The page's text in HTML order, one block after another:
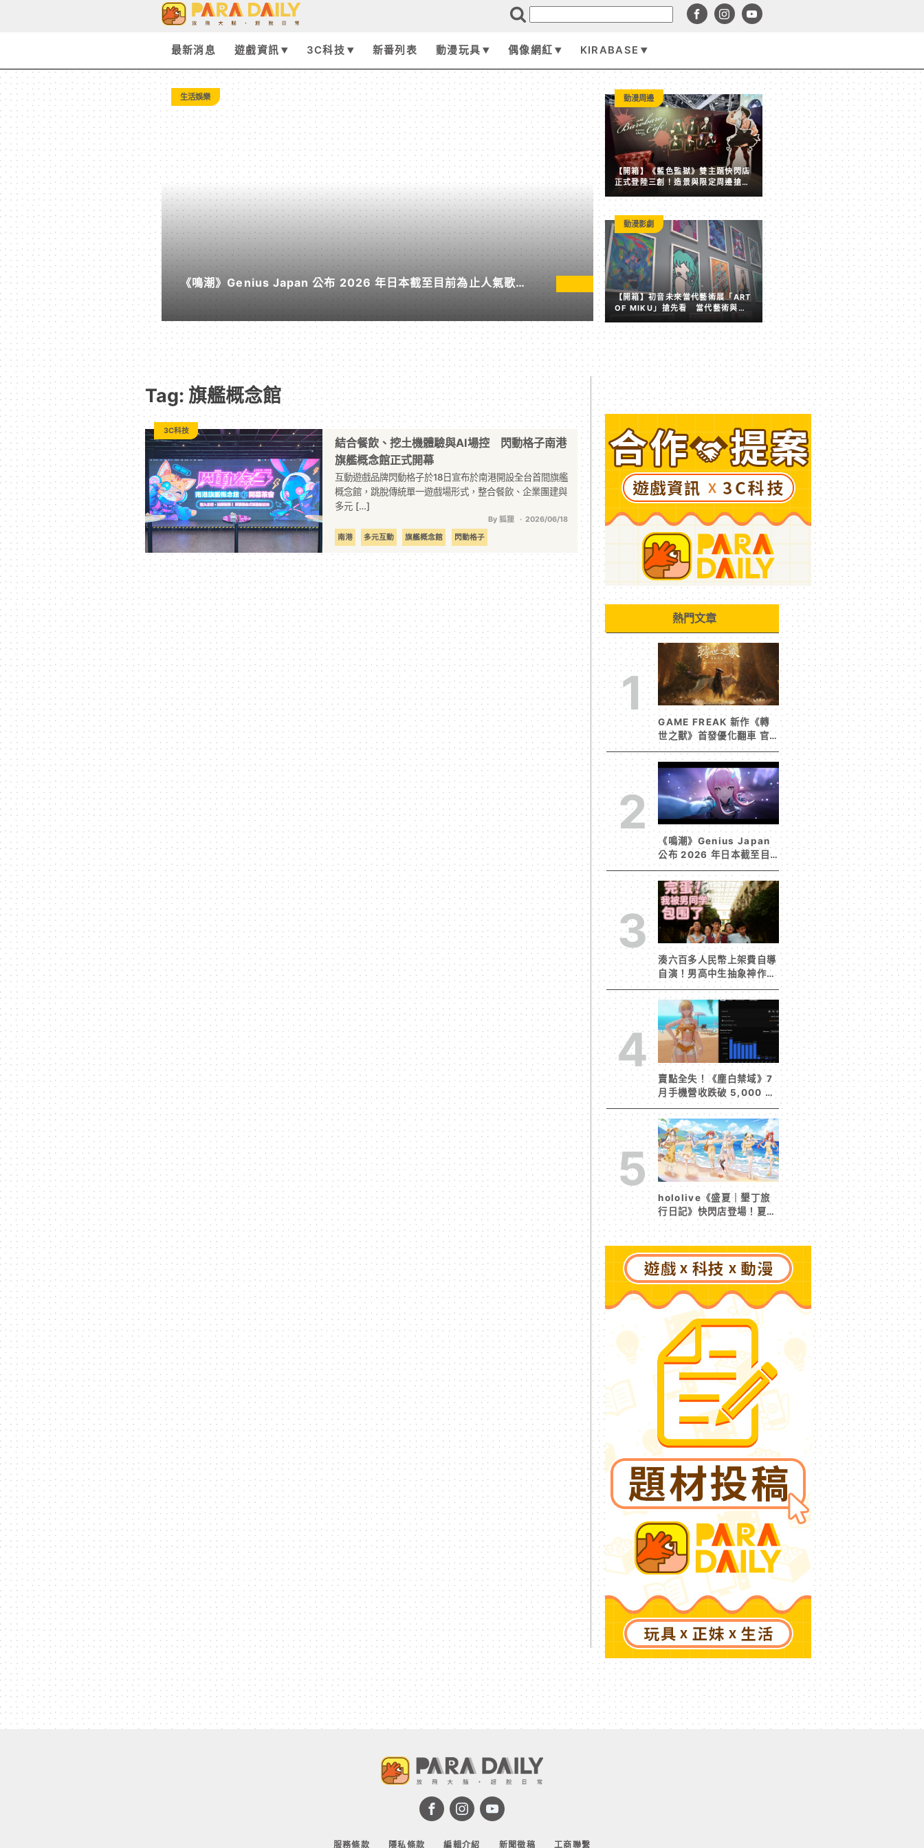
艦
概
念
館
-
Paradaily
-
遊
戲
｜
動
漫
二
次
元
｜
3C
科
技
全
方
位
資
訊
平
台
最新消息 遊戲資訊 3C科技 新番列表 動漫玩具 偶像網紅 KIRABASE
生活娛樂
《鳴潮》Genius Japan 公布 2026 年日本截至目前為止人氣歌單
《遠航星的告別》&《自無垠處歸航之星》入榜
遊戲資訊
賣點全失！《塵白禁域》7 月手機營收跌破 5,000 美元
後玩家大量流失
【開箱】《藍色監獄》雙主題快閃店
正式登陸三創！造景與限定周邊搶先
動漫周邊
【開箱】初音未來當代藝術展「ART
OF MIKU」搶先看 當代藝術與虛
擬歌姬激盪出的全新火花
動漫影劇
Tag: 旗艦概念館
3C科技
結合餐飲、挖土機體驗與AI場控 閃動格子南港
旗艦概念館正式開幕
互動遊戲品牌閃動格子於18日宣布於南港開設全台首間旗艦
概念館，跳脫傳統單一遊戲場形式，整合餐飲、企業團建與
多元 […]
By 狐狸
2026/06/18
南港
多元互動 旗艦概念館 閃動格子
熱門文章
1
GAME FREAK 新作《轉
世之獸》首發優化翻車 官
方急發聲明承諾提供大量更
新彌補
2
《鳴潮》Genius Japan
公布 2026 年日本截至目
前為止人氣歌單《遠航星的
告別》&《自無垠處歸航之
星》入榜
3
湊六百多人民幣上架費自導
自演！男高中生抽象神作
《完蛋！我被男同學包圍
了》突然爆紅
4
賣點全失！《塵白禁域》7
月手機營收跌破 5,000 美
元 停服整改後玩家大量流
失
5
hololive《盛夏｜墾丁旅
行日記》快閃店登場！夏日
風情限定周邊首度公開
服務條款 隱私條款 編輯介紹 新聞徵稿 工商聯繫